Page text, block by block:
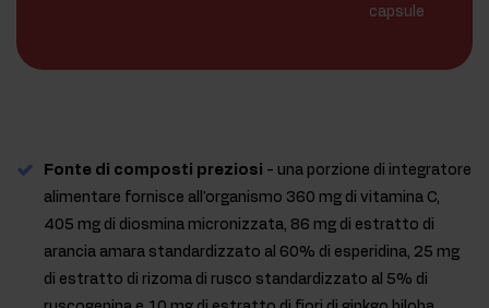
capsule
Fonte di composti preziosi - una porzione di integratore
alimentare fornisce all'organismo 360 mg di vitamina C,
405 mg di diosmina micronizzata, 86 mg di estratto di
arancia amara standardizzato al 60% di esperidina, 25 mg
di estratto di rizoma di rusco standardizzato al 5% di